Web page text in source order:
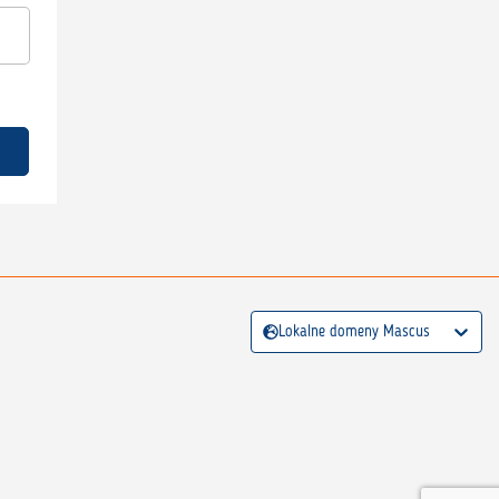
Lokalne domeny Mascus